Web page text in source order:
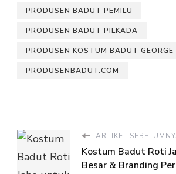
PRODUSEN BADUT PEMILU
PRODUSEN BADUT PILKADA
PRODUSEN KOSTUM BADUT GEORGE
PRODUSENBADUT.COM
ARTIKEL
Kostum Badut Roti
Besar & Branding